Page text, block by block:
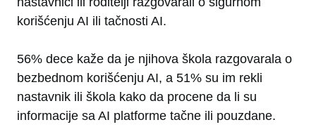
korišćenju AI ili tačnosti AI.
56% dece kaže da je njihova škola razgovarala o
bezbednom korišćenju AI, a 51% su im rekli
nastavnik ili škola kako da procene da li su
informacije sa AI platforme tačne ili pouzdane.